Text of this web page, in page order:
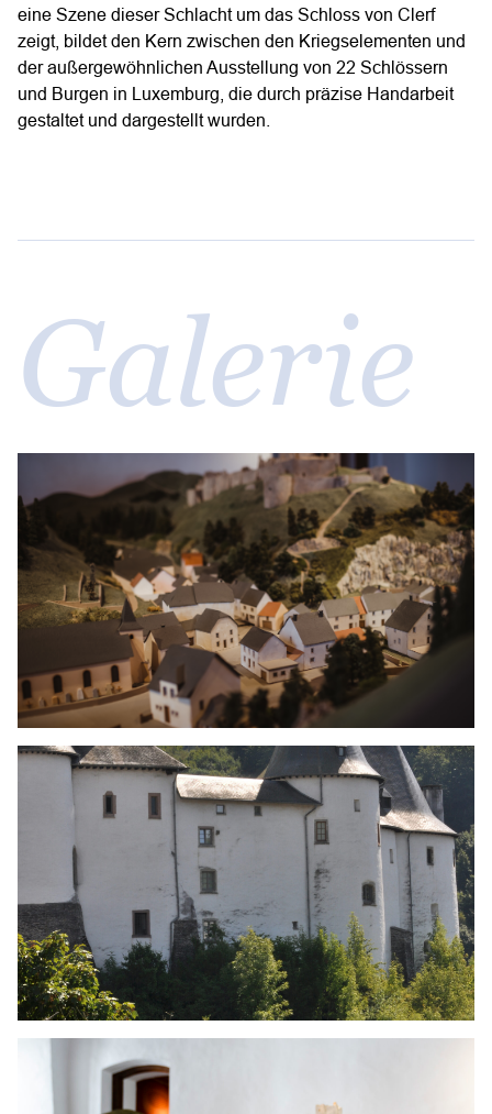
eine Szene dieser Schlacht um das Schloss von Clerf
zeigt, bildet den Kern zwischen den Kriegselementen und
der außergewöhnlichen Ausstellung von 22 Schlössern
und Burgen in Luxemburg, die durch präzise Handarbeit
gestaltet und dargestellt wurden.
Galerie